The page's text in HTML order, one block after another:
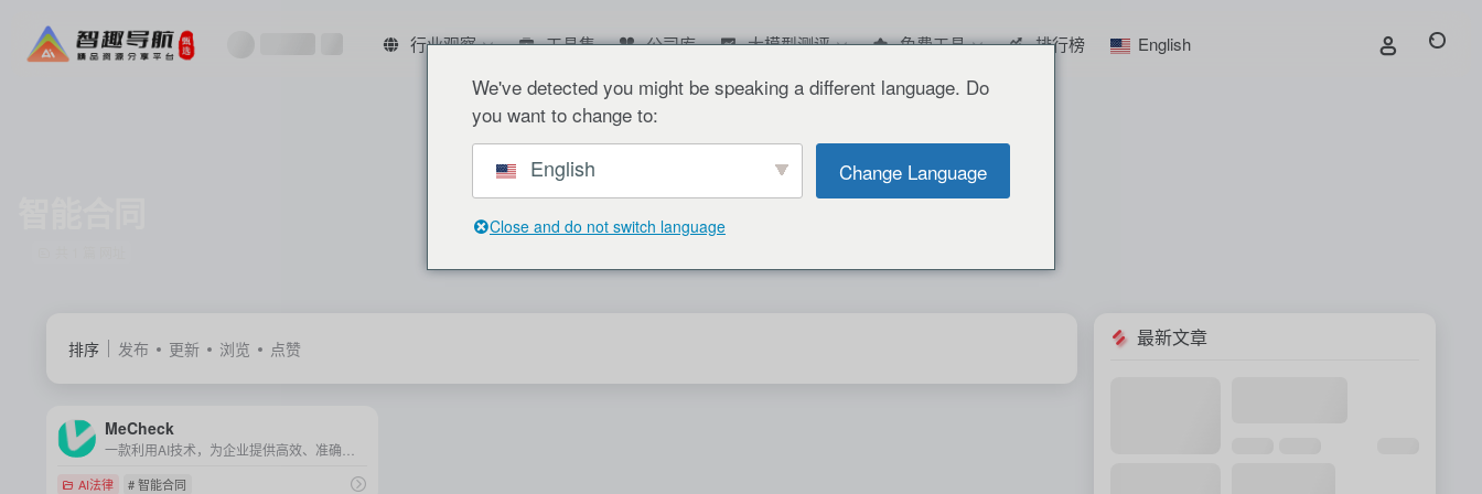
行业观察 工具集 公司库 大模型测评 免费工具 排行榜 English
排序 发布 更新 浏览 点赞
MeCheck
AI法律 # 智能合同
最新文章
We've detected you might be speaking a different language. Do
you want to change to:
English Change Language
Close and do not switch language